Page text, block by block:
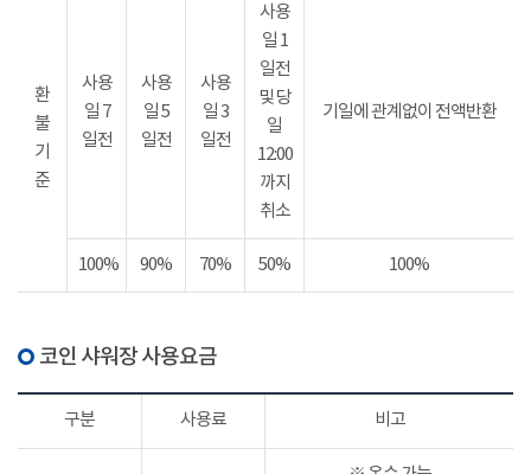
환
불
기
준
사용
일 7
일전
사용
일 5
일전
사용
일 3
일전
사용
일 1
일전
및 당
일
12:00
까지
취소
기일에 관계없이 전액반환
100% 90% 70% 50% 100%
코인 샤워장 사용요금
구분 사용료 비고